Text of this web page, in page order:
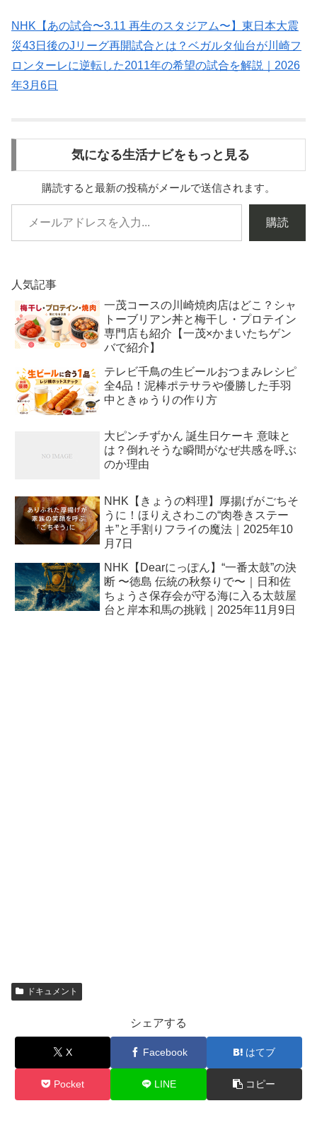
NHK【あの試合〜3.11 再生のスタジアム〜】東日本大震
災43日後のJリーグ再開試合とは？ベガルタ仙台が川崎フ
ロンターレに逆転した2011年の希望の試合を解説｜2026
年3月6日
気になる生活ナビをもっと見る
購読すると最新の投稿がメールで送信されます。
購読
人気記事
一茂コースの川崎焼肉店はどこ？シャ
トーブリアン丼と梅干し・プロテイン
専門店も紹介【一茂×かまいたちゲン
バで紹介】
テレビ千鳥の生ビールおつまみレシピ
全4品！泥棒ポテサラや優勝した手羽
中ときゅうりの作り方
大ピンチずかん 誕生日ケーキ 意味と
は？倒れそうな瞬間がなぜ共感を呼ぶ
のか理由
NHK【きょうの料理】厚揚げがごちそ
うに！ほりえさわこの“肉巻きステー
キ”と手割りフライの魔法｜2025年10
月7日
NHK【Dearにっぽん】“一番太鼓”の決
断 〜徳島 伝統の秋祭りで〜｜日和佐
ちょうさ保存会が守る海に入る太鼓屋
台と岸本和馬の挑戦｜2025年11月9日
ドキュメント
シェアする
X Facebook はてブ
Pocket LINE コピー